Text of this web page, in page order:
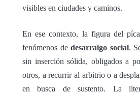
visibles en ciudades y caminos.
En ese contexto, la figura del
fenómenos dedesarraigo social.
sin inserción sólida, obligados a
otros, a recurrir al arbitrio o a
en busca de sustento. La